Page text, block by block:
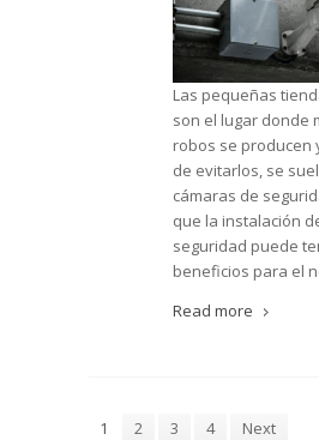
Las pequeñas
son el lugar donde
robos se producen
de evitarlos, se
cámaras de
que la instalación
seguridad puede
beneficios para el
Read more
1 2 3 4 Next